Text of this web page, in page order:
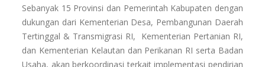
Sebanyak 15 Provinsi dan Pemerintah Kabupaten dengan
dukungan dari Kementerian Desa, Pembangunan Daerah
Tertinggal & Transmigrasi RI, Kementerian Pertanian RI,
dan Kementerian Kelautan dan Perikanan RI serta Badan
Usaha, akan berkoordinasi terkait implementasi pendirian